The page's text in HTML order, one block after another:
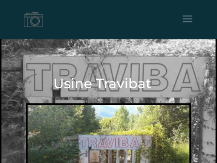
Usine Travibat